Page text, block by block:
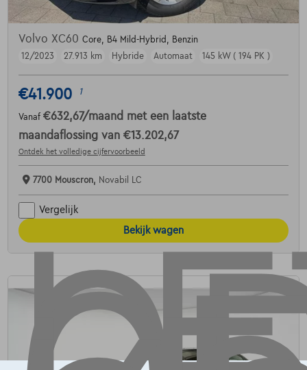
Volvo XC60 Core, B4 Mild-Hybrid, Benzin
12/2023
27.913 km Hybride Automaat 145 kW ( 194 PK )
€41.900 1
Vanaf €632,67/maand met een laatste
maandaflossing van €13.202,67
Ontdek het volledige cijfervoorbeeld
7700 Mouscron, Novabil LC
Vergelijk
Bekijk wagen